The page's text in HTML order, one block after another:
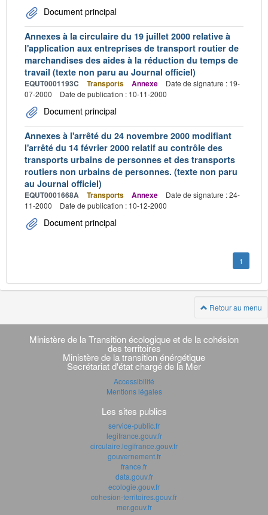
Document principal
Annexes à la circulaire du 19 juillet 2000 relative à
l'application aux entreprises de transport routier de
marchandises des aides à la réduction du temps de
travail (texte non paru au Journal officiel)
EQUT0001193C Transports Annexe
Date de signature : 19-
07-2000
Date de publication : 10-11-2000
Document principal
Annexes à l'arrêté du 24 novembre 2000 modifiant
l'arrêté du 14 février 2000 relatif au contrôle des
transports urbains de personnes et des transports
routiers non urbains de personnes. (texte non paru
au Journal officiel)
EQUT0001668A Transports Annexe
Date de signature : 24-
11-2000
Date de publication : 10-12-2000
Document principal
1
Retour au menu
Navigation
transverse
Ministère de la Transition écologique et de la cohésion
des territoires
Ministère de la transition énérgétique
Secrétariat d'état chargé de la Mer
Accessibilité
Mentions légales
Les sites publics
service-public.fr
legifrance.gouv.fr
circulaire.legifrance.gouv.fr
gouvernement.fr
france.fr
data.gouv.fr
ecologie.gouv.fr
cohesion-territoires.gouv.fr
mer.gouv.fr